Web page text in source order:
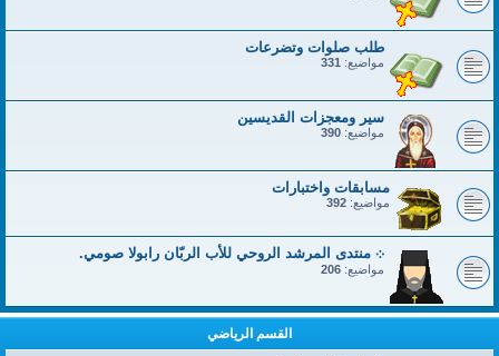
طلب صلوات وتضرعات
مواضيع: 331
سير ومعجزات القديسين
مواضيع: 390
مسابقات واختبارات
مواضيع: 392
܀ منتدى المرشد الروحي للأب الربّان رابولا صومي.
مواضيع: 206
القسم الرياضي